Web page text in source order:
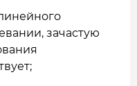
зачастую